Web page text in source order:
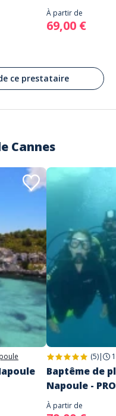
À partir de
69,00 €
ce prestataire
Cannes
(5)|
Baptême de
Napoule -
À partir de